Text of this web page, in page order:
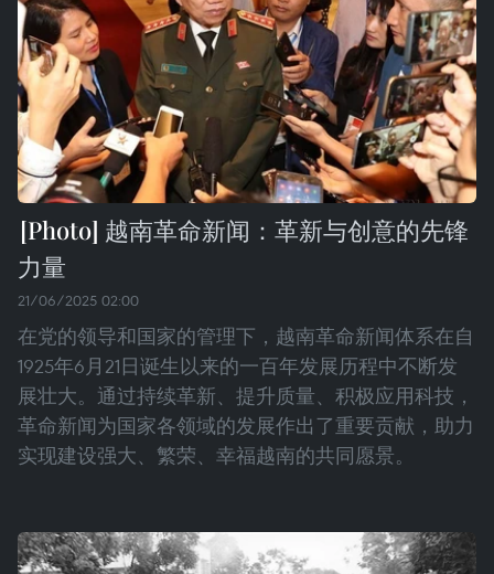
越南革命新闻：革新与创意的先锋
力量
21/06/2025 02:00
在党的领导和国家的管理下，越南革命新闻体系在自
1925年6月21日诞生以来的一百年发展历程中不断发
展壮大。通过持续革新、提升质量、积极应用科技，
革命新闻为国家各领域的发展作出了重要贡献，助力
实现建设强大、繁荣、幸福越南的共同愿景。